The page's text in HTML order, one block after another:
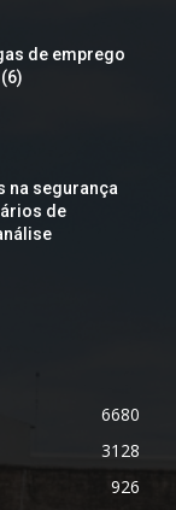
de emprego
na segurança
de
6680
3128
926